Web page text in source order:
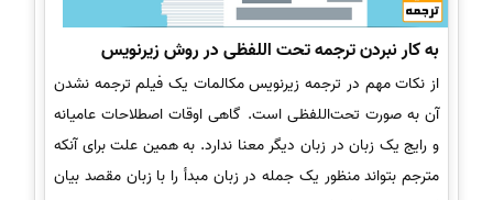
به کار نبردن ترجمه تحت اللفظی در روش زیرنویس
از نکات مهم در ترجمه زیرنویس مکالمات یک فیلم ترجمه نشدن
آن به صورت تحت‌اللفظی است. گاهی اوقات اصطلاحات عامیانه
و رایج یک زبان در زبان دیگر معنا ندارد. به همین علت برای آنکه
مترجم بتواند منظور یک جمله در زبان مبدأ را با زبان مقصد بیان